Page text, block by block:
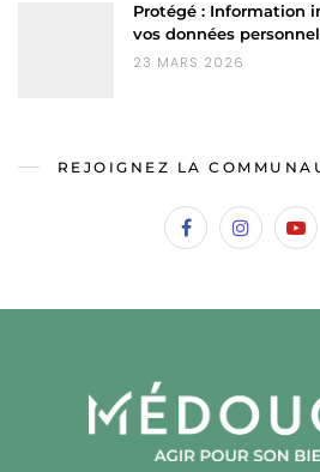
Protégé : Information
vos données
23 MARS 2026
REJOIGNEZ LA